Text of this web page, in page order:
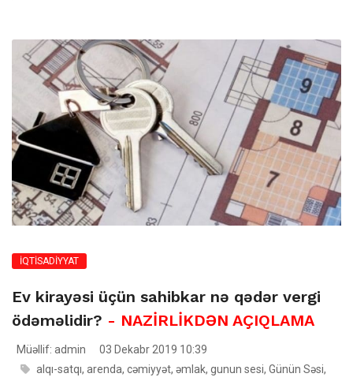
İQTİSADİYYAT
Ev kirayəsi üçün sahibkar nə qədər vergi
ödəməlidir? - NAZİRLİKDƏN AÇIQLAMA
Müəllif: admin
03 Dekabr 2019 10:39
alqı-satqı, arenda, cəmiyyət, əmlak, gunun sesi, Günün Səsi,